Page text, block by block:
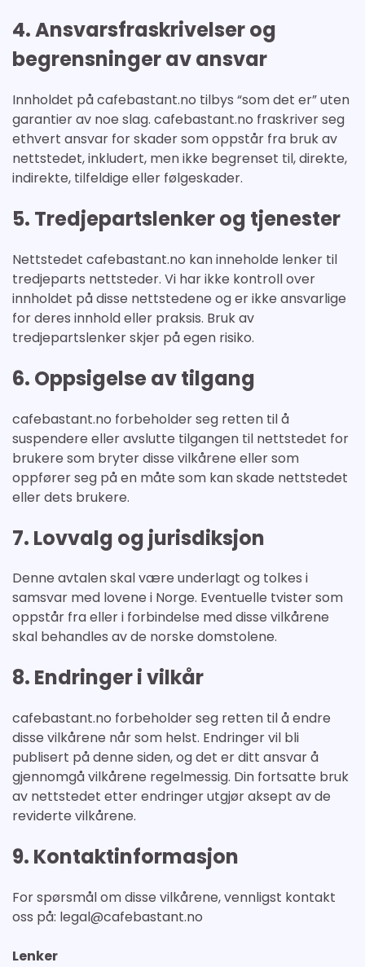
4. Ansvarsfraskrivelser og
begrensninger av ansvar
Innholdet på cafebastant.no tilbys “som det er” uten
garantier av noe slag. cafebastant.no fraskriver seg
ethvert ansvar for skader som oppstår fra bruk av
nettstedet, inkludert, men ikke begrenset til, direkte,
indirekte, tilfeldige eller følgeskader.
5. Tredjepartslenker og tjenester
Nettstedet cafebastant.no kan inneholde lenker til
tredjeparts nettsteder. Vi har ikke kontroll over
innholdet på disse nettstedene og er ikke ansvarlige
for deres innhold eller praksis. Bruk av
tredjepartslenker skjer på egen risiko.
6. Oppsigelse av tilgang
cafebastant.no forbeholder seg retten til å
suspendere eller avslutte tilgangen til nettstedet for
brukere som bryter disse vilkårene eller som
oppfører seg på en måte som kan skade nettstedet
eller dets brukere.
7. Lovvalg og jurisdiksjon
Denne avtalen skal være underlagt og tolkes i
samsvar med lovene i Norge. Eventuelle tvister som
oppstår fra eller i forbindelse med disse vilkårene
skal behandles av de norske domstolene.
8. Endringer i vilkår
cafebastant.no forbeholder seg retten til å endre
disse vilkårene når som helst. Endringer vil bli
publisert på denne siden, og det er ditt ansvar å
gjennomgå vilkårene regelmessig. Din fortsatte bruk
av nettstedet etter endringer utgjør aksept av de
reviderte vilkårene.
9. Kontaktinformasjon
For spørsmål om disse vilkårene, vennligst kontakt
oss på: legal@cafebastant.no
Lenker